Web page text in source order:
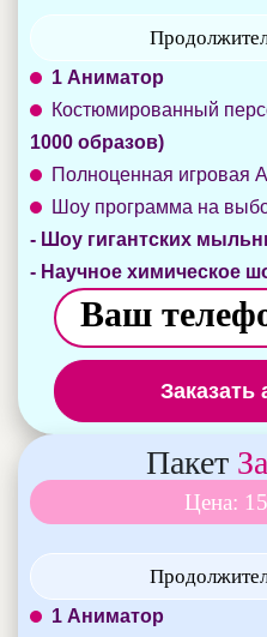
1 Аниматор
Костюмированный
1000 образов)
Полноценная игровая
Шоу программа на
- Шоу гигантских
- Научное химическое
Заказать
Пакет
Цена:
1 Аниматор